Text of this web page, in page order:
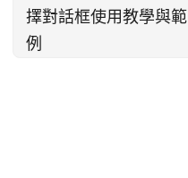
擇對話框使用教學與範
例